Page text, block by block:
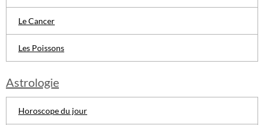
Le Cancer
Les Poissons
Astrologie
Horoscope du jour